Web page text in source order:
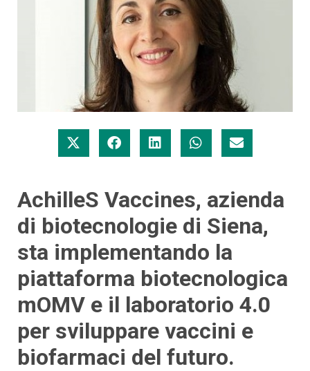
AchilleS Vaccines, azienda
di biotecnologie di Siena,
sta implementando la
piattaforma biotecnologica
mOMV e il laboratorio 4.0
per sviluppare vaccini e
biofarmaci del futuro.